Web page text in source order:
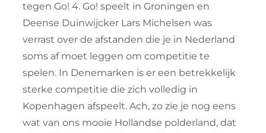
tegen Go! 4. Go! speelt in Groningen en
Deense Duinwijcker Lars Michelsen was
verrast over de afstanden die je in Nederland
soms af moet leggen om competitie te
spelen. In Denemarken is er een betrekkelijk
sterke competitie die zich volledig in
Kopenhagen afspeelt. Ach, zo zie je nog eens
wat van ons mooie Hollandse polderland, dat